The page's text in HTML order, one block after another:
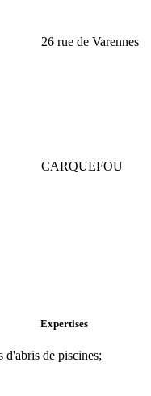
26 rue de Varennes
CARQUEFOU
Expertises
d'abris de piscines;